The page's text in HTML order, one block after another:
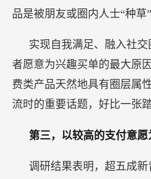
品是被朋友或圈内人士“种草”
实现自我满足、融入社
者愿意为兴趣买单的最大原
费类产品天然地具有圈层属
流时的重要话题，好比一张
第三，以较高的支付意愿
调研结果表明，超五成